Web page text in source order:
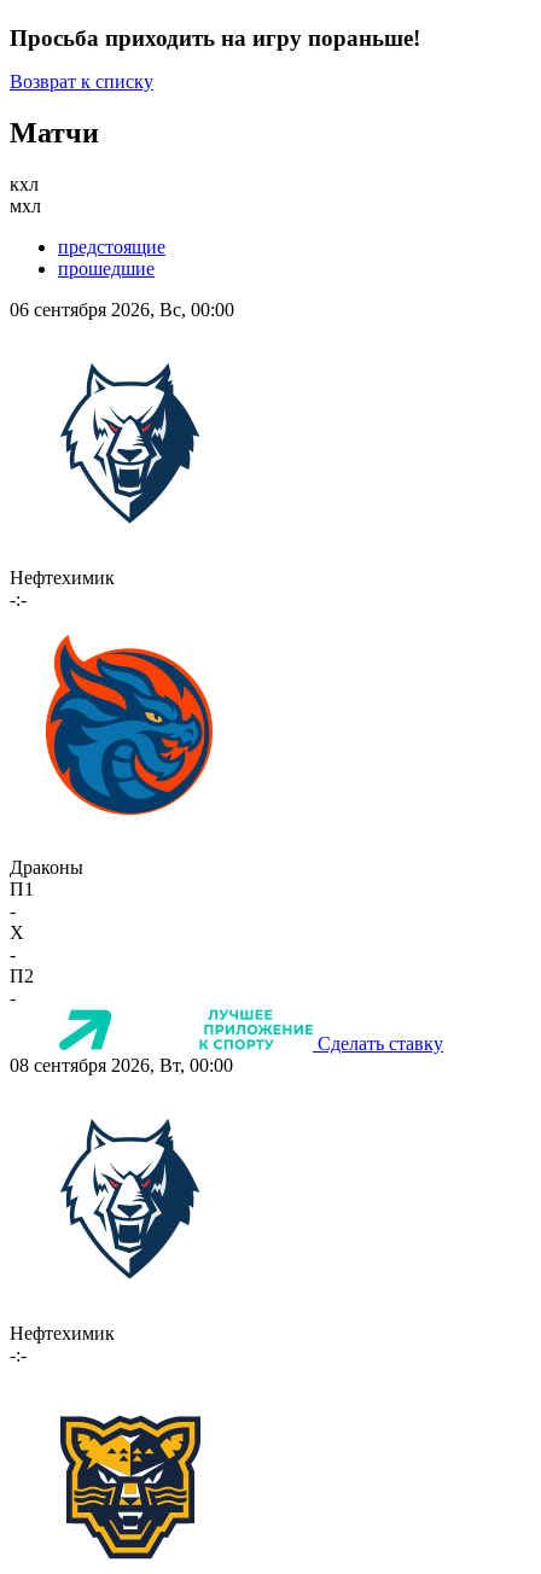
Просьба приходить на игру пораньше!
Возврат к списку
Матчи
кхл
мхл
предстоящие
прошедшие
06 сентября 2026, Вс, 00:00
Нефтехимик
-:-
Драконы
П1
-
X
-
П2
-
Сделать ставку
08 сентября 2026, Вт, 00:00
Нефтехимик
-:-